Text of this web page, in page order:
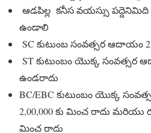
ఆడపిల్ల కనీస వయస్సు
ఉండాలి
SC కుటుంబ సంవత్సర ఆదాయం
ST కుటుంబం యొక్క సంవత్సర
ఉండరాదు
BC/EBC కుటుంబం యొక్క
2,00,000 కు మించ రాదు మరియు
మించ రాదు